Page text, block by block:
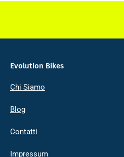
Evolution Bikes
Chi Siamo
Blog
Contatti
Impressum